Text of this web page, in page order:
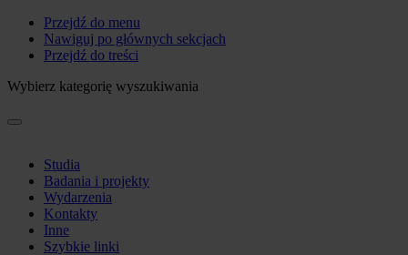
Przejdź do menu
Nawiguj po głównych sekcjach
Przejdź do treści
Wybierz kategorię wyszukiwania
Studia
Badania i projekty
Wydarzenia
Kontakty
Inne
Szybkie linki